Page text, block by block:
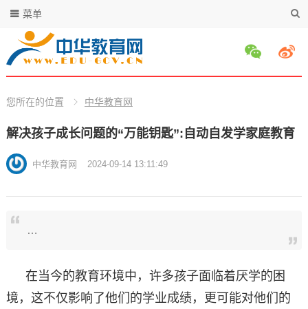
菜单
您所在的位置 中华教育网
解决孩子成长问题的“万能钥匙”:自动自发学家庭教育
中华教育网 2024-09-14 13:11:49
…
在当今的教育环境中，许多孩子面临着厌学的困
境，这不仅影响了他们的学业成绩，更可能对他们的